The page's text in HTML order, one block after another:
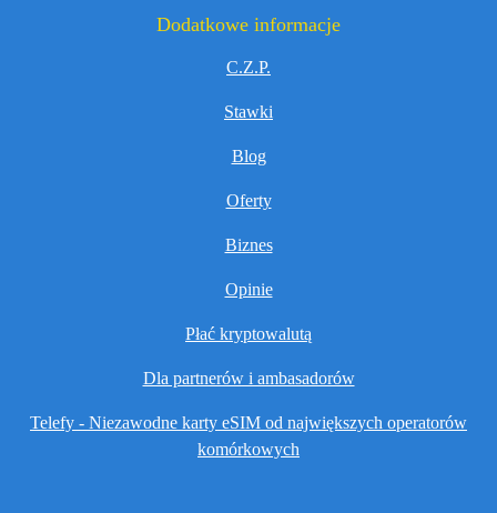
Dodatkowe informacje
C.Z.P.
Stawki
Blog
Oferty
Biznes
Opinie
Płać kryptowalutą
Dla partnerów i ambasadorów
Telefy - Niezawodne karty eSIM od największych operatorów
komórkowych